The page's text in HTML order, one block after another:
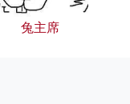
兔主席